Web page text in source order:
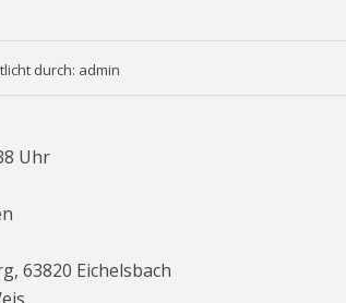
durch: admin
Uhr
63820 Eichelsbach